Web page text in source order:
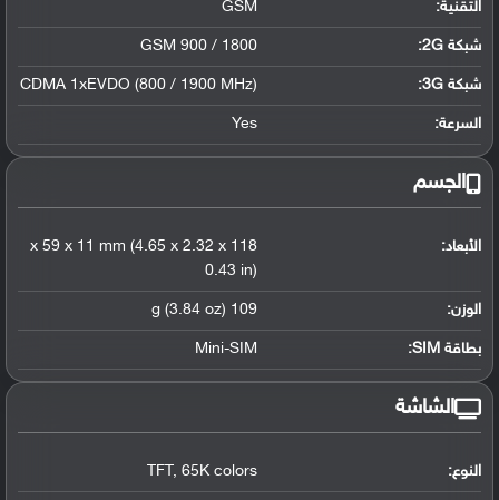
التقنية: GSM
شبكة 2G: GSM 900 / 1800
شبكة 3G :
CDMA 1xEVDO (800 / 1900 MHz)
السرعة: Yes
الجسم
الأبعاد:
118 x 59 x 11 mm (4.65 x 2.32 x
0.43 in)
الوزن: 109 g (3.84 oz)
بطاقة SIM: Mini-SIM
الشاشة
النوع: TFT, 65K colors